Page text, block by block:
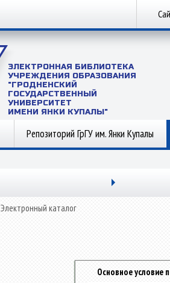
ЭЛЕКТРОННАЯ БИБЛИОТЕКА
УЧРЕЖДЕНИЯ ОБРАЗОВАНИЯ
"ГРОДНЕНСКИЙ
ГОСУДАРСТВЕННЫЙ
УНИВЕРСИТЕТ
ИМЕНИ ЯНКИ КУПАЛЫ"
Репозиторий ГрГУ им. Янки Купалы
Электронный каталог
Основное условие